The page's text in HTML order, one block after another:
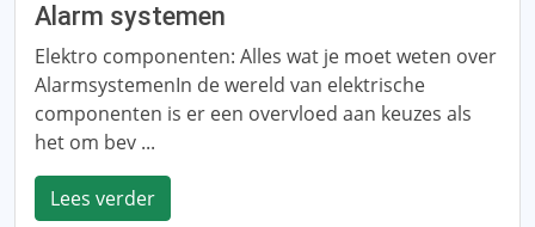
Alarm systemen
Elektro componenten: Alles wat je moet weten over
AlarmsystemenIn de wereld van elektrische
componenten is er een overvloed aan keuzes als
het om bev ...
Lees verder